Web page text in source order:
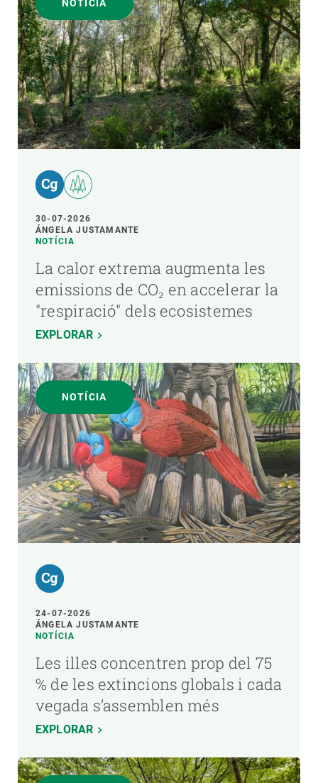
NOTÍCIA
30-07-2026
ÁNGELA JUSTAMANTE
NOTÍCIA
La calor extrema augmenta les
emissions de CO₂ en accelerar la
"respiració" dels ecosistemes
EXPLORAR
NOTÍCIA
24-07-2026
ÁNGELA JUSTAMANTE
NOTÍCIA
Les illes concentren prop del 75
% de les extincions globals i cada
vegada s’assemblen més
EXPLORAR